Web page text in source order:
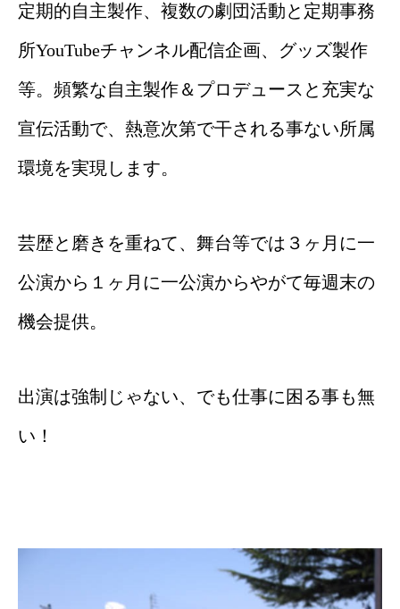
定期的自主製作、複数の劇団活動と定期事務
所YouTubeチャンネル配信企画、グッズ製作
等。頻繁な自主製作＆プロデュースと充実な
宣伝活動で、熱意次第で干される事ない所属
環境を実現します。
芸歴と磨きを重ねて、舞台等では３ヶ月に一
公演から１ヶ月に一公演からやがて毎週末の
機会提供。
出演は強制じゃない、でも仕事に困る事も無
い！